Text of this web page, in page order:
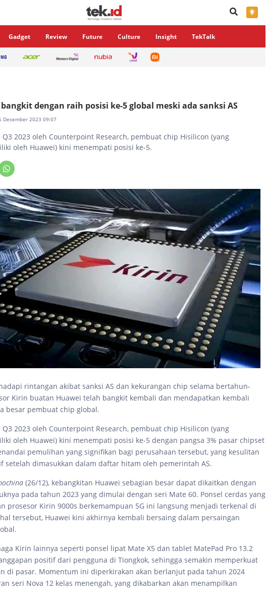
×
Gadget Review Future Culture Insight TekTalk
dengan raih posisi ke-5 global meski ada sanksi AS
Desember 2023 09:07
2023 oleh Counterpoint Research, pembuat chip Hisilicon (yang
oleh Huawei) kini menempati posisi ke-5.
rintangan akibat sanksi AS dan kekurangan chip selama bertahun-
Kirin buatan Huawei telah bangkit kembali dan mendapatkan kembali
besar pembuat chip global.
2023 oleh Counterpoint Research, pembuat chip Hisilicon (yang
oleh Huawei) kini menempati posisi ke-5 dengan pangsa 3% pasar chipset
pemulihan yang signifikan bagi perusahaan tersebut, yang kesulitan
setelah dimasukkan dalam daftar hitam oleh pemerintah AS.
(26/12), kebangkitan Huawei sebagian besar dapat dikaitkan dengan
pada tahun 2023 yang dimulai dengan seri Mate 60. Ponsel cerdas yang
prosesor Kirin 9000s berkemampuan 5G ini langsung menjadi terkenal di
tersebut, Huawei kini akhirnya kembali bersaing dalam persaingan
Kirin lainnya seperti ponsel lipat Mate X5 dan tablet MatePad Pro 13.2
positif dari pengguna di Tiongkok, sehingga semakin memperkuat
di pasar. Momentum ini diperkirakan akan berlanjut pada tahun 2024
seri Nova 12 kelas menengah, yang dikabarkan akan menampilkan